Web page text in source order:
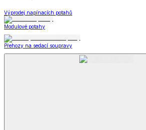
Výprodej napínacích potahů
Modulové potahy
Přehozy na sedací soupravy